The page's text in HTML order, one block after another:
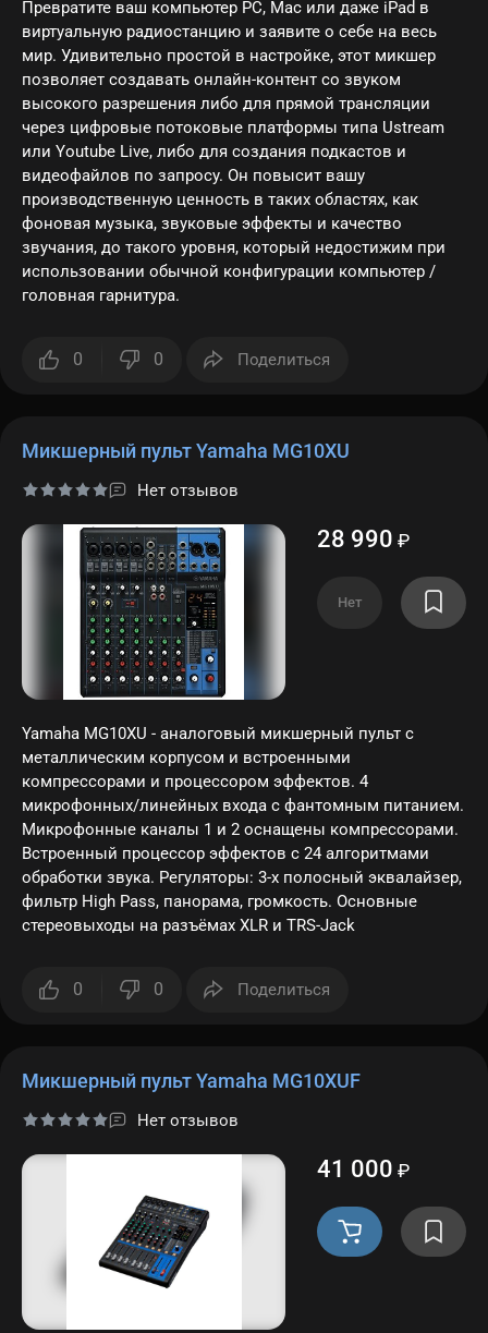
Превратите ваш компьютер PC, Mac или даже iPad в
виртуальную радиостанцию и заявите о себе на весь
мир. Удивительно простой в настройке, этот микшер
позволяет создавать онлайн-контент со звуком
высокого разрешения либо для прямой трансляции
через цифровые потоковые платформы типа Ustream
или Youtube Live, либо для создания подкастов и
видеофайлов по запросу. Он повысит вашу
производственную ценность в таких областях, как
фоновая музыка, звуковые эффекты и качество
звучания, до такого уровня, который недостижим при
использовании обычной конфигурации компьютер /
головная гарнитура.
0 0 Поделиться
Микшерный пульт Yamaha MG10XU
Нет отзывов
28 990 ₽
Нет
Yamaha MG10XU - аналоговый микшерный пульт с
металлическим корпусом и встроенными
компрессорами и процессором эффектов. 4
микрофонных/линейных входа с фантомным питанием.
Микрофонные каналы 1 и 2 оснащены компрессорами.
Встроенный процессор эффектов с 24 алгоритмами
обработки звука. Регуляторы: 3-х полосный эквалайзер,
фильтр High Pass, панорама, громкость. Основные
стереовыходы на разъёмах XLR и TRS-Jack
0 0 Поделиться
Микшерный пульт Yamaha MG10XUF
Нет отзывов
41 000 ₽